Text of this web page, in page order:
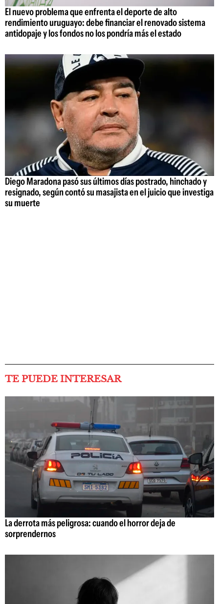
El nuevo problema que enfrenta el deporte de alto
rendimiento uruguayo: debe financiar el renovado sistema
antidopaje y los fondos no los pondría más el estado
Diego Maradona pasó sus últimos días postrado, hinchado y
resignado, según contó su masajista en el juicio que investiga
su muerte
TE PUEDE INTERESAR
La derrota más peligrosa: cuando el horror deja de
sorprendernos